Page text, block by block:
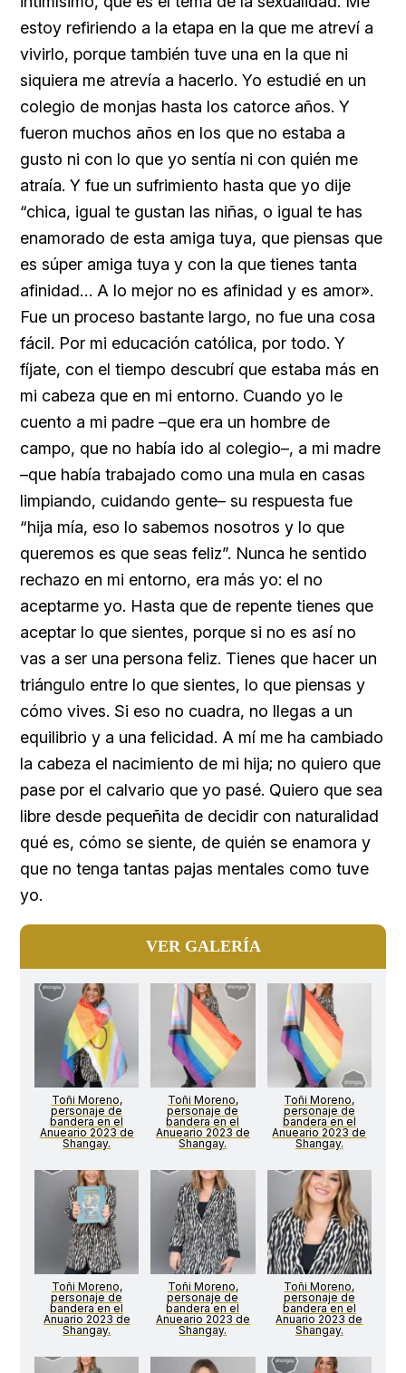
estoy refiriendo a la etapa en la que me atreví a
vivirlo, porque también tuve una en la que ni
siquiera me atrevía a hacerlo. Yo estudié en un
colegio de monjas hasta los catorce años. Y
fueron muchos años en los que no estaba a
gusto ni con lo que yo sentía ni con quién me
atraía. Y fue un sufrimiento hasta que yo dije
“chica, igual te gustan las niñas, o igual te has
enamorado de esta amiga tuya, que piensas que
es súper amiga tuya y con la que tienes tanta
afinidad… A lo mejor no es afinidad y es amor».
Fue un proceso bastante largo, no fue una cosa
fácil. Por mi educación católica, por todo. Y
fíjate, con el tiempo descubrí que estaba más en
mi cabeza que en mi entorno. Cuando yo le
cuento a mi padre –que era un hombre de
campo, que no había ido al colegio–, a mi madre
–que había trabajado como una mula en casas
limpiando, cuidando gente– su respuesta fue
“hija mía, eso lo sabemos nosotros y lo que
queremos es que seas feliz”. Nunca he sentido
rechazo en mi entorno, era más yo: el no
aceptarme yo. Hasta que de repente tienes que
aceptar lo que sientes, porque si no es así no
vas a ser una persona feliz. Tienes que hacer un
triángulo entre lo que sientes, lo que piensas y
cómo vives. Si eso no cuadra, no llegas a un
equilibrio y a una felicidad. A mí me ha cambiado
la cabeza el nacimiento de mi hija; no quiero que
pase por el calvario que yo pasé. Quiero que sea
libre desde pequeñita de decidir con naturalidad
qué es, cómo se siente, de quién se enamora y
que no tenga tantas pajas mentales como tuve
yo.
VER GALERÍA
Toñi Moreno,
personaje de
bandera en el
Anueario 2023 de
Shangay.
Toñi Moreno,
personaje de
bandera en el
Anueario 2023 de
Shangay.
Toñi Moreno,
personaje de
bandera en el
Anueario 2023 de
Shangay.
Toñi Moreno,
personaje de
bandera en el
Anuario 2023 de
Shangay.
Toñi Moreno,
personaje de
bandera en el
Anueario 2023 de
Shangay.
Toñi Moreno,
personaje de
bandera en el
Anuario 2023 de
Shangay.